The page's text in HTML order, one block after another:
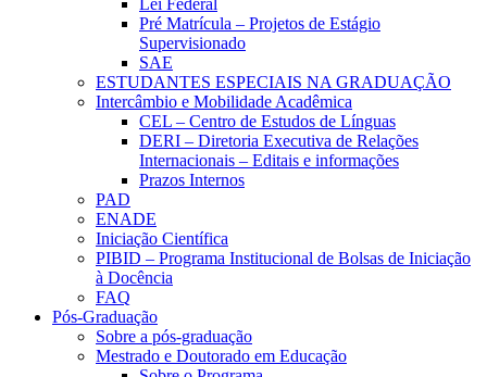
Lei Federal
Pré Matrícula – Projetos de Estágio
Supervisionado
SAE
ESTUDANTES ESPECIAIS NA GRADUAÇÃO
Intercâmbio e Mobilidade Acadêmica
CEL – Centro de Estudos de Línguas
DERI – Diretoria Executiva de Relações
Internacionais – Editais e informações
Prazos Internos
PAD
ENADE
Iniciação Científica
PIBID – Programa Institucional de Bolsas de Iniciação
à Docência
FAQ
Pós-Graduação
Sobre a pós-graduação
Mestrado e Doutorado em Educação